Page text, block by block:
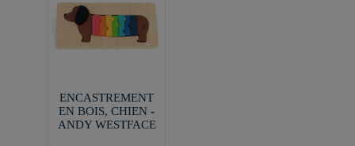
ENCASTREMENT
EN BOIS, CHIEN -
ANDY WESTFACE